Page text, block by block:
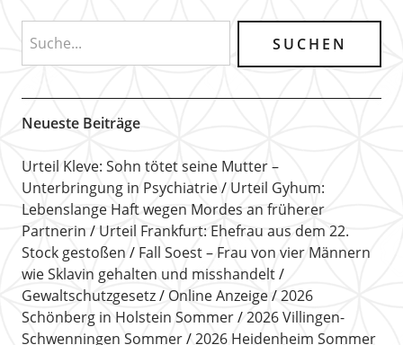
Neueste Beiträge
Urteil Kleve: Sohn tötet seine Mutter –
Unterbringung in Psychiatrie
Urteil Gyhum:
Lebenslange Haft wegen Mordes an früherer
Partnerin
Urteil Frankfurt: Ehefrau aus dem 22.
Stock gestoßen
Fall Soest – Frau von vier Männern
wie Sklavin gehalten und misshandelt
Gewaltschutzgesetz
Online Anzeige
2026
Schönberg in Holstein Sommer
2026 Villingen-
Schwenningen Sommer
2026 Heidenheim Sommer